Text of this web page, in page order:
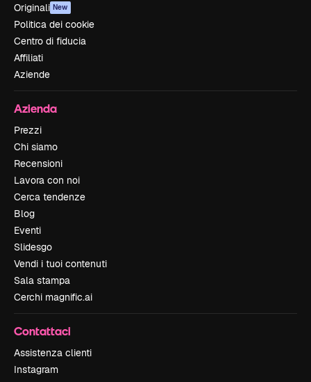
Originali New
Politica dei cookie
Centro di fiducia
Affiliati
Aziende
Azienda
Prezzi
Chi siamo
Recensioni
Lavora con noi
Cerca tendenze
Blog
Eventi
Slidesgo
Vendi i tuoi contenuti
Sala stampa
Cerchi magnific.ai
Contattaci
Assistenza clienti
Instagram